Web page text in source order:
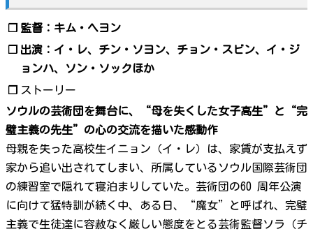
❐ 監督：キム・ヘヨン
❐ 出演：イ・レ、チン・ソヨン、チョン・スビン、イ・ジ
ョンハ、ソン・ソックほか
❐ ストーリー
ソウルの芸術団を舞台に、“母を失くした女子高生”と“完
璧主義の先生”の心の交流を描いた感動作
母親を失った高校生イニョン（イ・レ）は、家賃が支払えず
家から追い出されてしまい、所属しているソウル国際芸術団
の練習室で隠れて寝泊まりしていた。芸術団の60 周年公演
に向けて猛特訓が続く中、ある日、“魔女”と呼ばれ、完璧
主義で生徒達に容赦なく厳しい態度をとる芸術監督ソラ（チ